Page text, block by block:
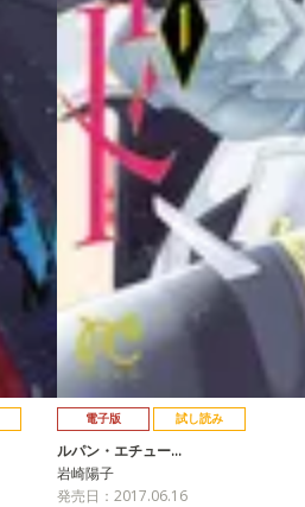
電子版 試し読み
ルパン・エチュー…
岩崎陽子
発売日：2017.06.16